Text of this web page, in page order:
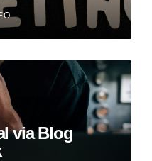
via Blog